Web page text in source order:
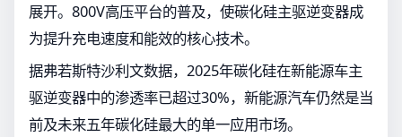
展开。800V高压平台的普及，使碳化硅主驱逆变器成
为提升充电速度和能效的核心技术。
据弗若斯特沙利文数据，2025年碳化硅在新能源车主
驱逆变器中的渗透率已超过30%，新能源汽车仍然是当
前及未来五年碳化硅最大的单一应用市场。